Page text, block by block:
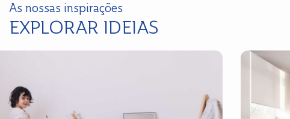
As nossas inspirações
EXPLORAR IDEIAS